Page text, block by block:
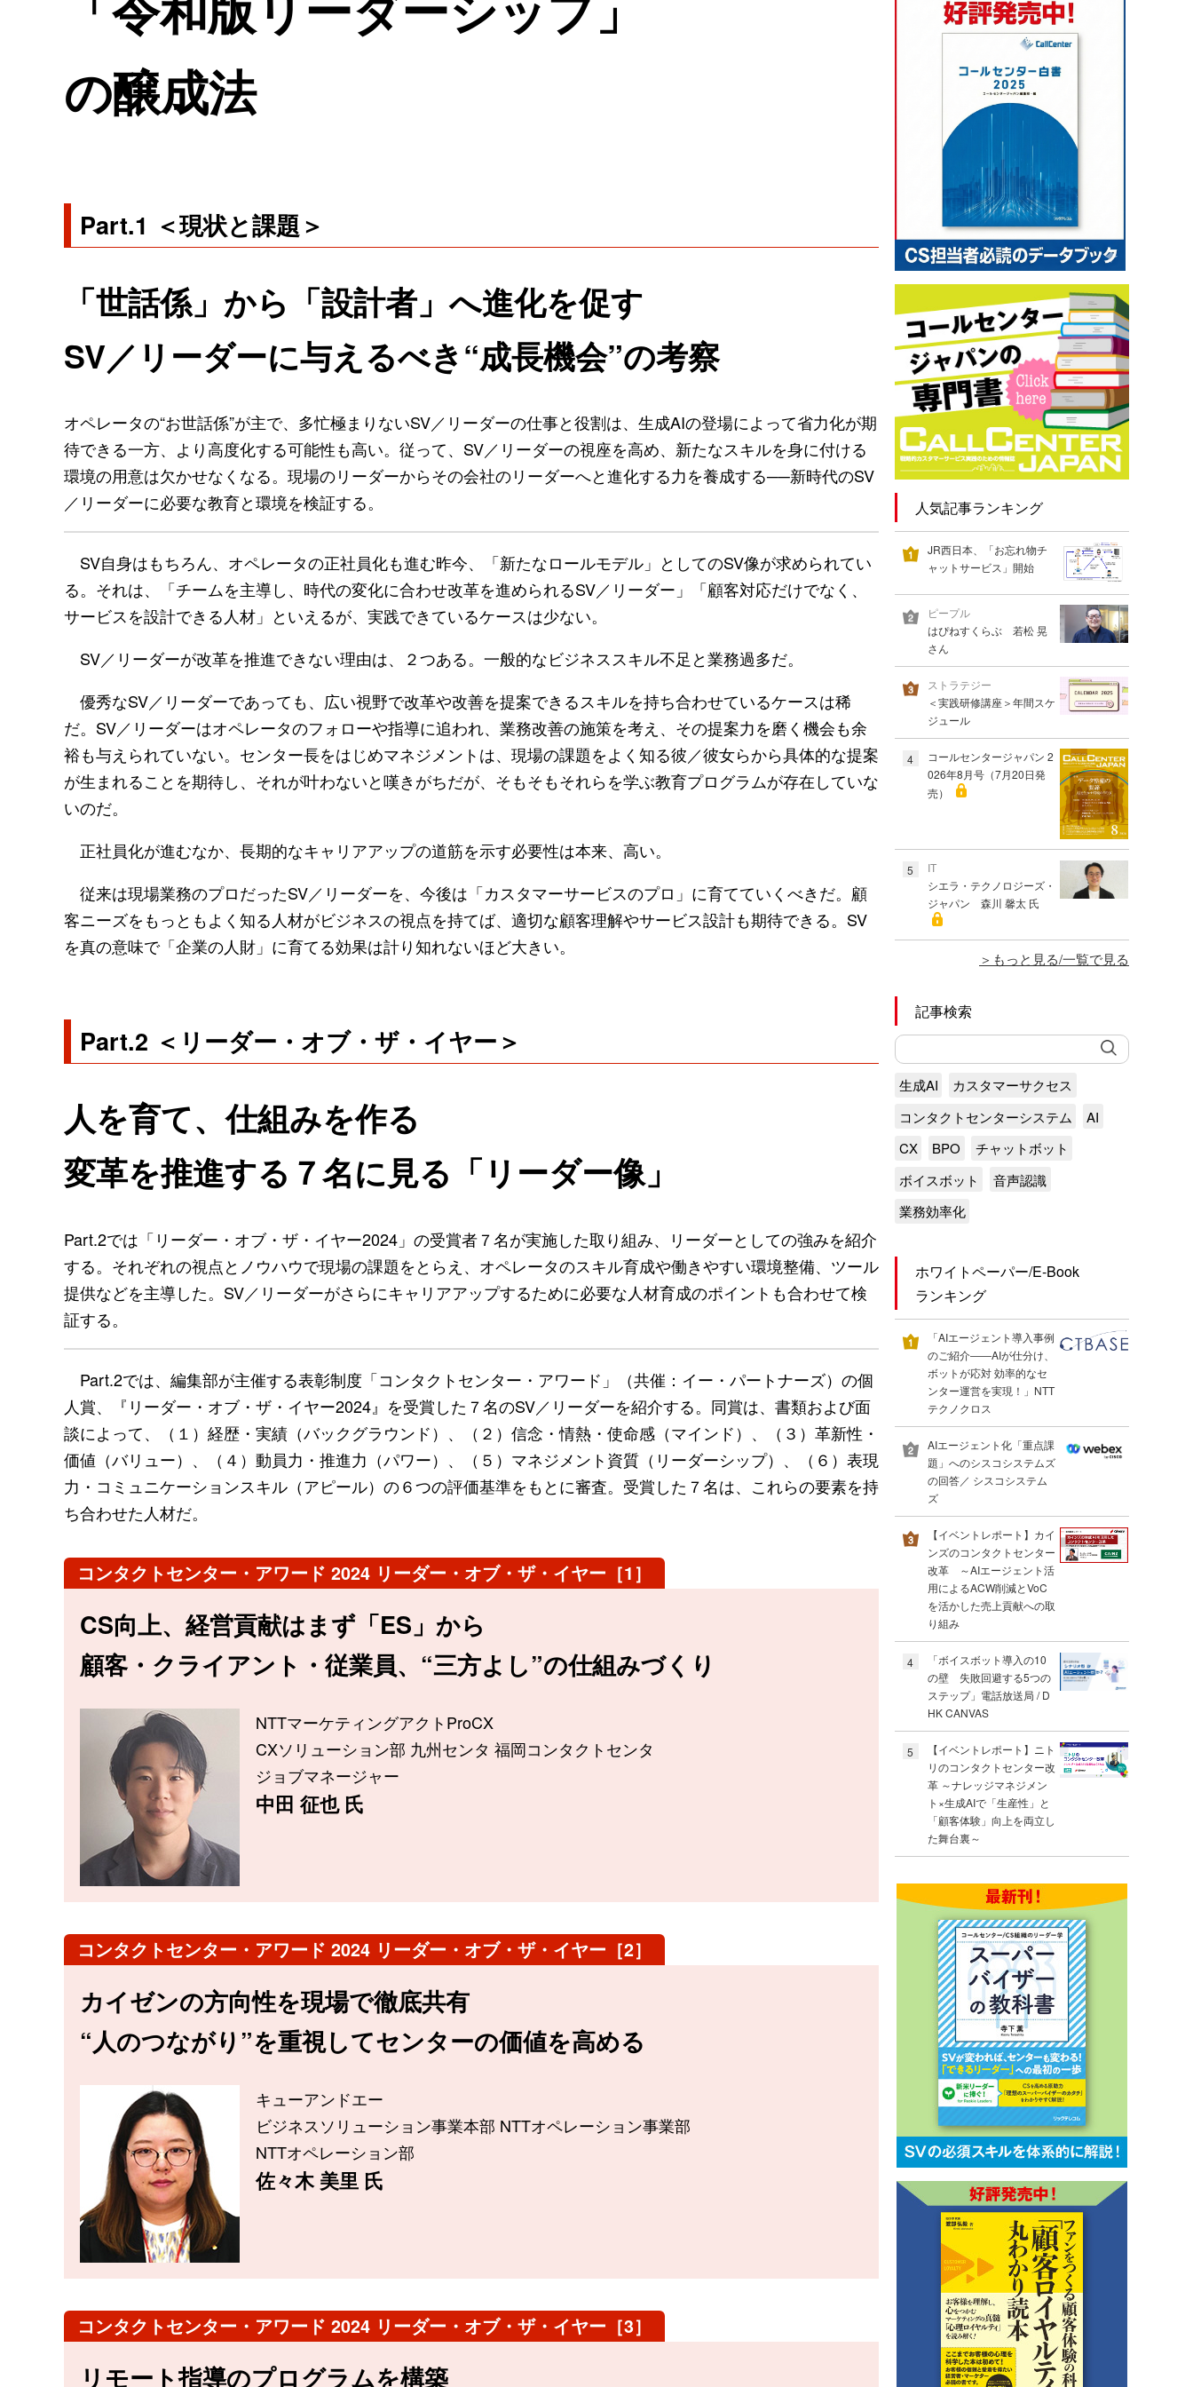
の醸成法
Part.1 ＜現状と課題＞
「世話係」から「設計者」へ進化を促す
SV／リーダーに与えるべき“成長機会”の考察
オペレータの“お世話係”が主で、多忙極まりないSV／リーダーの仕事と役割は、生成AIの登場によって省力化が期
待できる一方、より高度化する可能性も高い。従って、SV／リーダーの視座を高め、新たなスキルを身に付ける
環境の用意は欠かせなくなる。現場のリーダーからその会社のリーダーへと進化する力を養成する──新時代のSV
／リーダーに必要な教育と環境を検証する。
SV自身はもちろん、オペレータの正社員化も進む昨今、「新たなロールモデル」としてのSV像が求められてい
る。それは、「チームを主導し、時代の変化に合わせ改革を進められるSV／リーダー」「顧客対応だけでなく、
サービスを設計できる人材」といえるが、実践できているケースは少ない。
SV／リーダーが改革を推進できない理由は、２つある。一般的なビジネススキル不足と業務過多だ。
優秀なSV／リーダーであっても、広い視野で改革や改善を提案できるスキルを持ち合わせているケースは稀
だ。SV／リーダーはオペレータのフォローや指導に追われ、業務改善の施策を考え、その提案力を磨く機会も余
裕も与えられていない。センター長をはじめマネジメントは、現場の課題をよく知る彼／彼女らから具体的な提案
が生まれることを期待し、それが叶わないと嘆きがちだが、そもそもそれらを学ぶ教育プログラムが存在していな
いのだ。
正社員化が進むなか、長期的なキャリアアップの道筋を示す必要性は本来、高い。
従来は現場業務のプロだったSV／リーダーを、今後は「カスタマーサービスのプロ」に育てていくべきだ。顧
客ニーズをもっともよく知る人材がビジネスの視点を持てば、適切な顧客理解やサービス設計も期待できる。SV
を真の意味で「企業の人財」に育てる効果は計り知れないほど大きい。
Part.2 ＜リーダー・オブ・ザ・イヤー＞
人を育て、仕組みを作る
変革を推進する７名に見る「リーダー像」
Part.2では「リーダー・オブ・ザ・イヤー2024」の受賞者７名が実施した取り組み、リーダーとしての強みを紹介
する。それぞれの視点とノウハウで現場の課題をとらえ、オペレータのスキル育成や働きやすい環境整備、ツール
提供などを主導した。SV／リーダーがさらにキャリアアップするために必要な人材育成のポイントも合わせて検
証する。
Part.2では、編集部が主催する表彰制度「コンタクトセンター・アワード」（共催：イー・パートナーズ）の個
人賞、『リーダー・オブ・ザ・イヤー2024』を受賞した７名のSV／リーダーを紹介する。同賞は、書類および面
談によって、（１）経歴・実績（バックグラウンド）、（２）信念・情熱・使命感（マインド）、（３）革新性・
価値（バリュー）、（４）動員力・推進力（パワー）、（５）マネジメント資質（リーダーシップ）、（６）表現
力・コミュニケーションスキル（アピール）の６つの評価基準をもとに審査。受賞した７名は、これらの要素を持
ち合わせた人材だ。
コンタクトセンター・アワード 2024 リーダー・オブ・ザ・イヤー［1］
CS向上、経営貢献はまず「ES」から
顧客・クライアント・従業員、“三方よし”の仕組みづくり
NTTマーケティングアクトProCX
CXソリューション部 九州センタ 福岡コンタクトセンタ
ジョブマネージャー
中田 征也 氏
コンタクトセンター・アワード 2024 リーダー・オブ・ザ・イヤー［2］
カイゼンの方向性を現場で徹底共有
“人のつながり”を重視してセンターの価値を高める
キューアンドエー
ビジネスソリューション事業本部 NTTオペレーション事業部
NTTオペレーション部
佐々木 美里 氏
コンタクトセンター・アワード 2024 リーダー・オブ・ザ・イヤー［3］
リモート指導のプログラムを構築
人気記事ランキング
JR西日本、「お忘れ物チ
ャットサービス」開始
ピープル
はぴねすくらぶ 若松 晃
さん
ストラテジー
＜実践研修講座＞年間スケ
ジュール
4
コールセンタージャパン 2
026年8月号（7月20日発
売）
5
IT
シエラ・テクノロジーズ・
ジャパン 森川 馨太 氏
もっと見る/一覧で見る
記事検索
生成AI
カスタマーサクセス
コンタクトセンターシステム
AI
CX
BPO
チャットボット
ボイスボット
音声認識
業務効率化
ホワイトペーパー/E-Book
ランキング
「AIエージェント導入事例
のご紹介――AIが仕分け、
ボットが応対 効率的なセ
ンター運営を実現！」NTT
テクノクロス
AIエージェント化「重点課
題」へのシスコシステムズ
の回答／ シスコシステム
ズ
【イベントレポート】カイ
ンズのコンタクトセンター
改革 ～AIエージェント活
用によるACW削減とVoC
を活かした売上貢献への取
り組み
4
「ボイスボット導入の10
の壁 失敗回避する5つの
ステップ」電話放送局 / D
HK CANVAS
5
【イベントレポート】ニト
リのコンタクトセンター改
革 ～ナレッジマネジメン
ト×生成AIで「生産性」と
「顧客体験」向上を両立し
た舞台裏～